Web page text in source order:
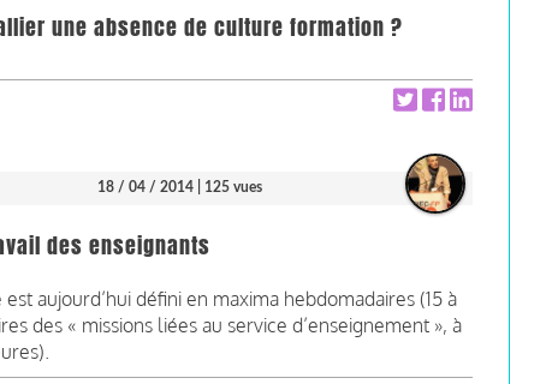
une absence de culture formation ?
18 / 04 / 2014 | 125 vues
des enseignants
aujourd’hui défini en maxima hebdomadaires (15 à
des « missions liées au service d’enseignement », à